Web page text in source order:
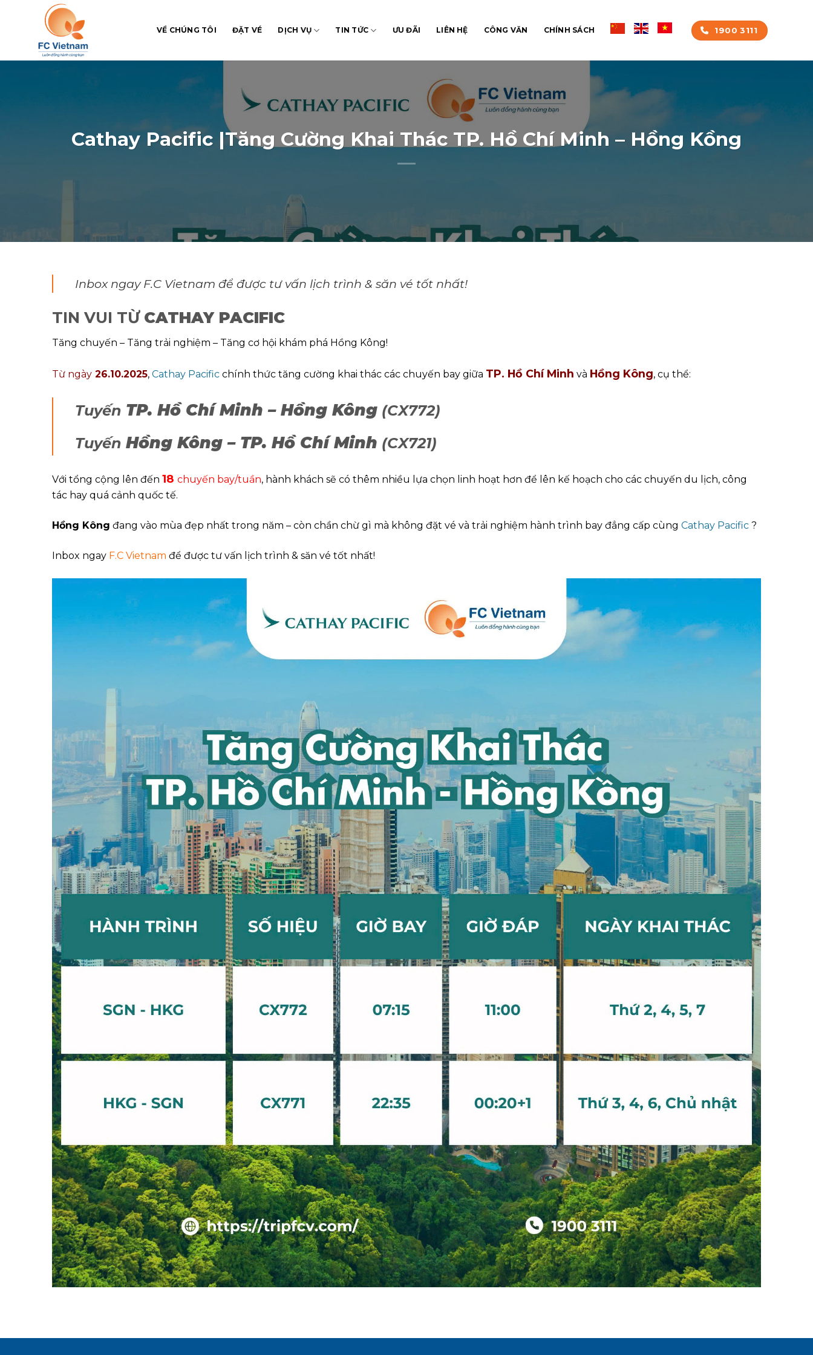
VỀ CHÚNG TÔI ĐẶT VÉ DỊCH VỤ TIN TỨC ƯU ĐÃI LIÊN HỆ CÔNG VĂN CHÍNH SÁCH 1900 3111
Cathay Pacific |Tăng Cường Khai Thác TP. Hồ Chí Minh – Hồng Kồng
Inbox ngay F.C Vietnam để được tư vấn lịch trình & săn vé tốt nhất!
TIN VUI TỪ CATHAY PACIFIC
Tăng chuyến – Tăng trải nghiệm – Tăng cơ hội khám phá Hồng Kông!
Từ ngày 26.10.2025, Cathay Pacific chính thức tăng cường khai thác các chuyến bay giữa TP. Hồ Chí Minh và Hồng Kông, cụ thể:
Tuyến TP. Hồ Chí Minh – Hồng Kông (CX772)
Tuyến Hồng Kông – TP. Hồ Chí Minh (CX721)
Với tổng cộng lên đến 18 chuyến bay/tuần, hành khách sẽ có thêm nhiều lựa chọn linh hoạt hơn để lên kế hoạch cho các chuyến du lịch, công
tác hay quá cảnh quốc tế.
Hồng Kông đang vào mùa đẹp nhất trong năm – còn chần chừ gì mà không đặt vé và trải nghiệm hành trình bay đẳng cấp cùng Cathay Pacific ?
Inbox ngay F.C Vietnam để được tư vấn lịch trình & săn vé tốt nhất!